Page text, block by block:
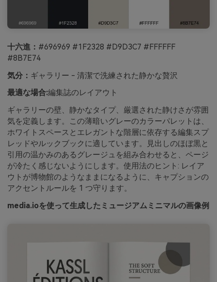
十六進： #696969 #1F2328 #D9D3C7 #FFFFFF
#8B7E74
気分： ギャラリー - 清潔で洗練された静かな贅沢
最適な場合:編集誌のレイアウト
ギャラリーの壁、静かなタイプ、厳選された静けさが雰囲
気を定義します。この薄暗いグレーのカラーパレットは、
ホワイトスペースとエレガントな階層に依存する編集スプ
レッドやルックブックに適しています。見出しのほぼ黒と
引用の温かみのあるグレージュを組み合わせると、ページ
が冷たく感じないようにします。使用法のヒント: レイア
ウトが博物館のようなままになるように、キャプションの
アクセントルールを 1 つ守ります。
media.ioを使って生成したミュージアムミニマルの画像例